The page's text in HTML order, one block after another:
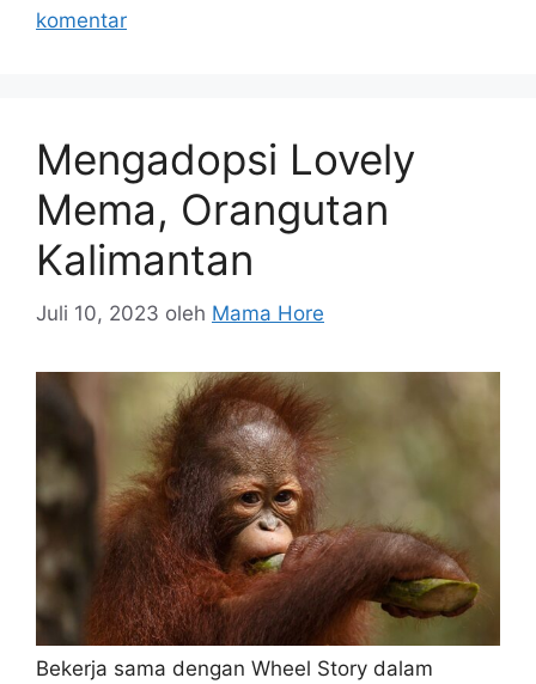
komentar
Mengadopsi Lovely
Mema, Orangutan
Kalimantan
Juli 10, 2023 oleh Mama Hore
Bekerja sama dengan Wheel Story dalam